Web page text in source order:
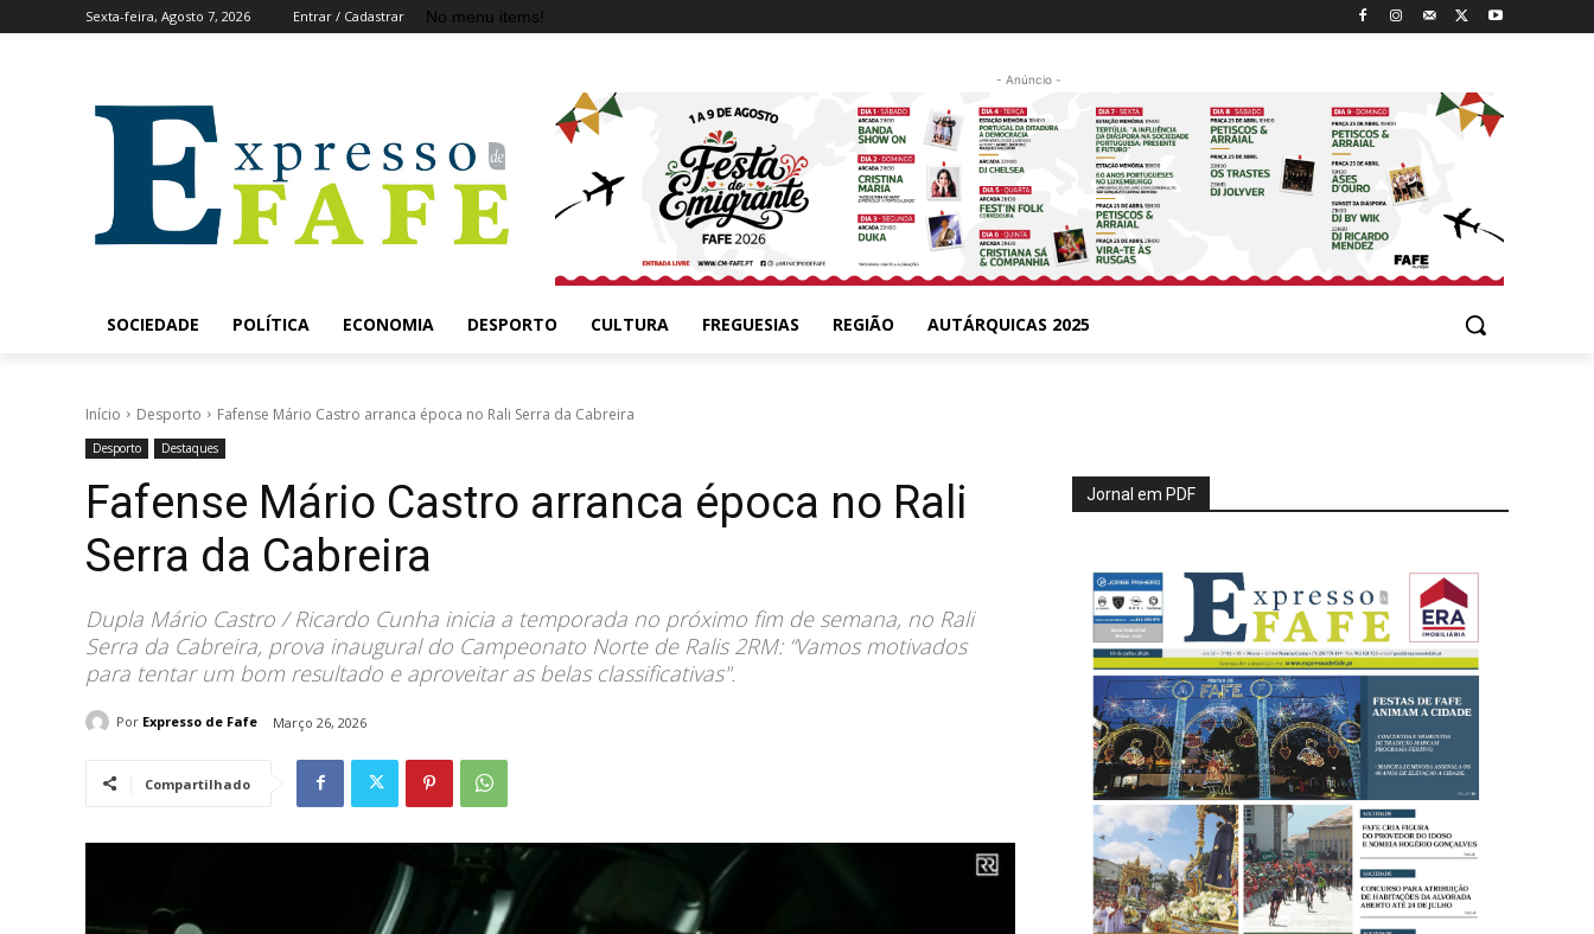
Sexta-feira, Agosto 7, 2026 Entrar / Cadastrar No menu items!
- Anúncio -
SOCIEDADE POLÍTICA ECONOMIA DESPORTO CULTURA FREGUESIAS REGIÃO AUTÁRQUICAS 2025
Início Desporto Fafense Mário Castro arranca época no Rali Serra da Cabreira
Desporto Destaques
Fafense Mário Castro arranca época no Rali
Serra da Cabreira
Dupla Mário Castro / Ricardo Cunha inicia a temporada no próximo fim de semana, no Rali
Serra da Cabreira, prova inaugural do Campeonato Norte de Ralis 2RM: “Vamos motivados
para tentar um bom resultado e aproveitar as belas classificativas".
Por Expresso de Fafe Março 26, 2026
Compartilhado
Jornal em PDF